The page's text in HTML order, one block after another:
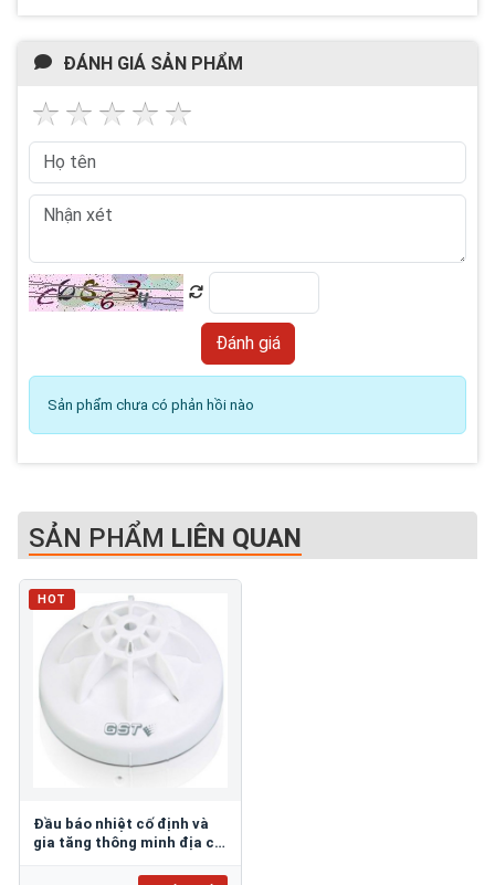
ĐÁNH GIÁ SẢN PHẨM
Sản phẩm chưa có phản hồi nào
SẢN PHẨM LIÊN QUAN
HOT
Đầu báo nhiệt cố định và
gia tăng thông minh địa chỉ